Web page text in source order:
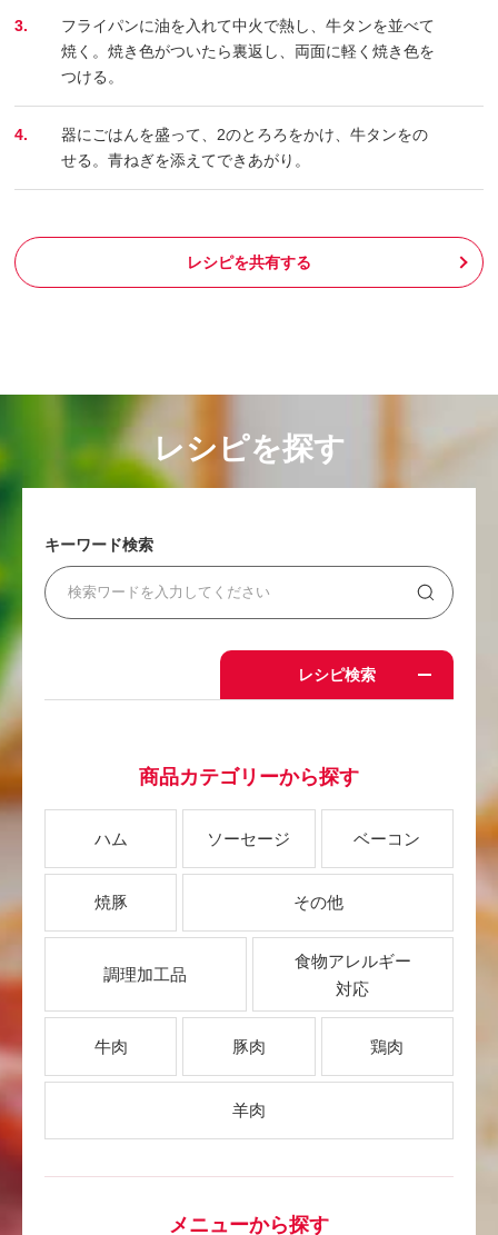
3.
フライパンに油を入れて中火で熱し、牛タンを並べて
焼く。焼き色がついたら裏返し、両面に軽く焼き色を
つける。
4.
器にごはんを盛って、2のとろろをかけ、牛タンをの
せる。青ねぎを添えてできあがり。
レシピを共有する
レシピを探す
キーワード検索
レシピ検索
商品カテゴリーから探す
ハム ソーセージ ベーコン
焼豚 その他
調理加工品
食物アレルギー
対応
牛肉 豚肉 鶏肉
羊肉
メニューから探す